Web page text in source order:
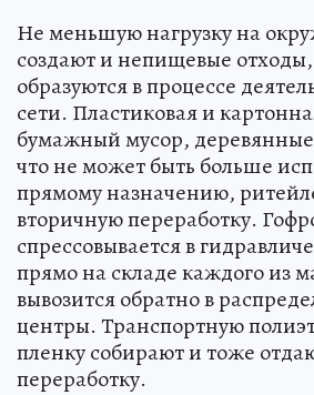
Не меньшую нагрузку на
создают и непищевые
образуются в процессе
сети. Пластиковая и
бумажный мусор,
что не может быть больше
прямому назначению,
вторичную переработку.
спрессовывается в
прямо на складе каждого из
вывозится обратно в
центры. Транспортную
пленку собирают и тоже
переработку.